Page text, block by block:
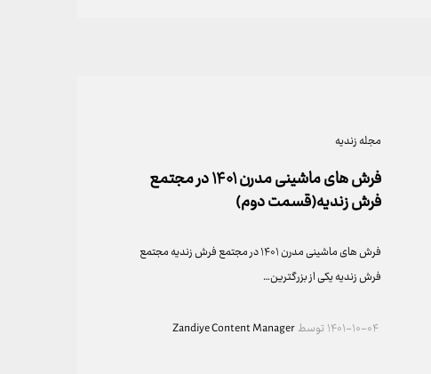
مجله زندیه
فرش های ماشینی مدرن ۱۴۰۱ در مجتمع
فرش زندیه(قسمت دوم)
فرش های ماشینی مدرن ۱۴۰۱ در مجتمع فرش زندیه مجتمع
فرش زندیه یکی از بزرگترین…
۱۴۰۱-۱۰-۰۴توسطZandiye Content Manager